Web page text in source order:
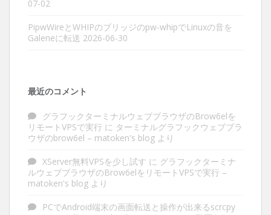
07-02
PipwWireとWHIPのブリッジのpw-whipでLinuxの音を
Galeneに転送 2026-06-30
最近のコメント
グラフックターミナルウェブブラウザのBrow6elを
リモートVPSで実行 に ターミナルグラフックウェブブラ
ウザのbrow6el – matoken's blog より
XServer無料VPSを少し試す に グラフックターミナ
ルウェブブラウザのBrow6elをリモートVPSで実行 –
matoken's blog より
PCでAndroid端末の画面転送と操作が出来るscrcpy